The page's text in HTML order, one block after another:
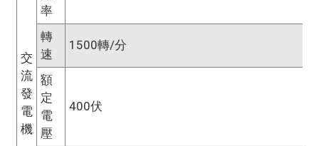
交
流
發
電
機
率
轉
速
1500轉/分
額
定
電
壓
400伏